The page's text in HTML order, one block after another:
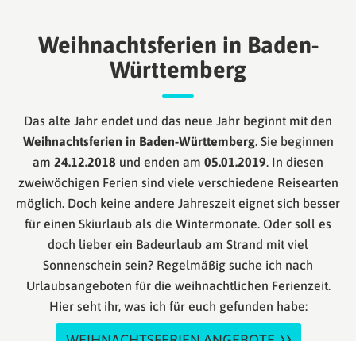
Weihnachtsferien in Baden-
Württemberg
Das alte Jahr endet und das neue Jahr beginnt mit den
Weihnachtsferien in Baden-Württemberg. Sie beginnen
am 24.12.2018 und enden am 05.01.2019. In diesen
zweiwöchigen Ferien sind viele verschiedene Reisearten
möglich. Doch keine andere Jahreszeit eignet sich besser
für einen Skiurlaub als die Wintermonate. Oder soll es
doch lieber ein Badeurlaub am Strand mit viel
Sonnenschein sein? Regelmäßig suche ich nach
Urlaubsangeboten für die weihnachtlichen Ferienzeit.
Hier seht ihr, was ich für euch gefunden habe: